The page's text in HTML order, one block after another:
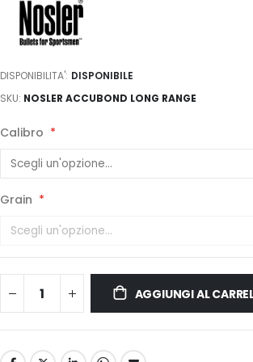
DISPONIBILITA': DISPONIBILE
SKU NOSLER ACCUBOND LONG RANGE
Calibro
Grain
AGGIUNGI AL